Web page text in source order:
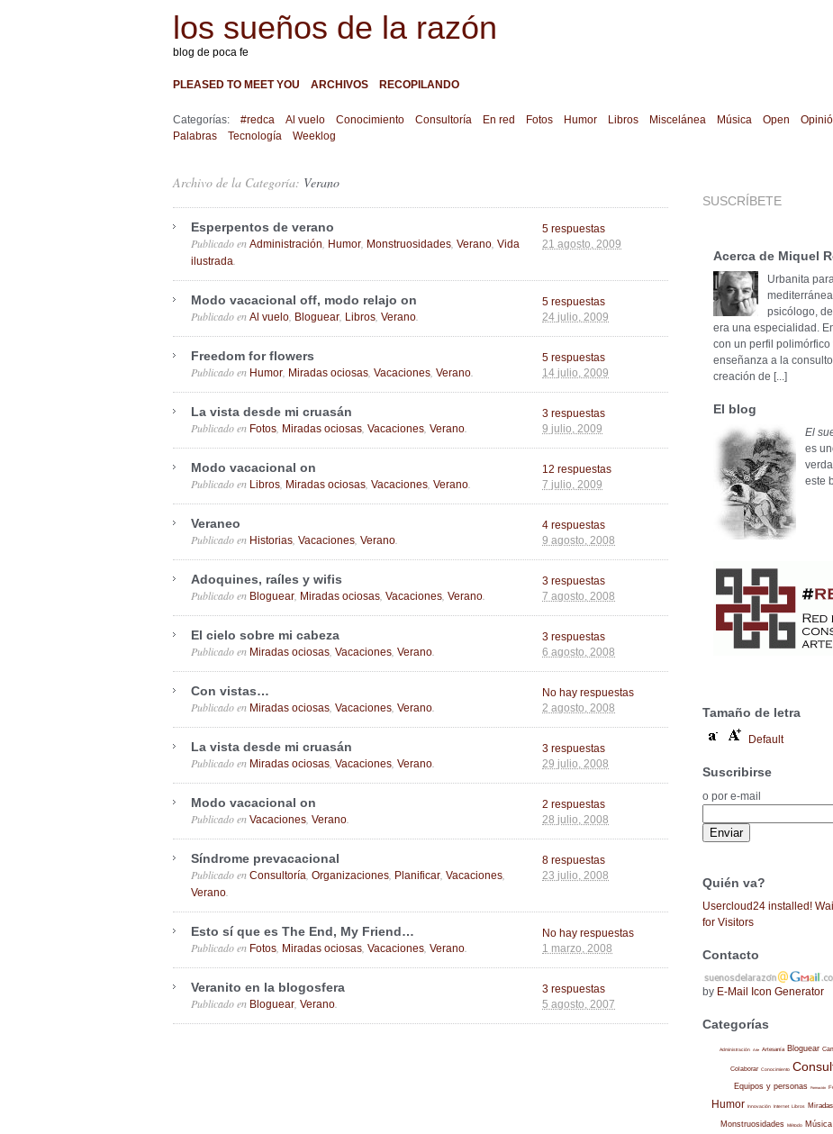
los sueños de la razón
blog de poca fe
PLEASED TO MEET YOU ARCHIVOS RECOPILANDO
Categorías: #redca Al vuelo Conocimiento Consultoría En red Fotos Humor Libros Miscelánea Música Open
Palabras
Tecnología Weeklog
Archivo de la Categoría: Verano
Esperpentos de verano
21 agosto, 2009
Publicado en Administración Humor Monstruosidades Verano Vida
ilustrada
5 respuestas
Modo vacacional off, modo relajo on
24 julio, 2009
Publicado en Al vuelo Bloguear Libros Verano
5 respuestas
Freedom for flowers
14 julio, 2009
Publicado en Humor Miradas ociosas Vacaciones Verano
5 respuestas
La vista desde mi cruasán
9 julio, 2009
Publicado en Fotos Miradas ociosas Vacaciones Verano
3 respuestas
Modo vacacional on
7 julio, 2009
Publicado en Libros Miradas ociosas Vacaciones Verano
12 respuestas
Veraneo
9 agosto, 2008
Publicado en Historias Vacaciones Verano
4 respuestas
Adoquines, raíles y wifis
7 agosto, 2008
Publicado en Bloguear Miradas ociosas Vacaciones Verano
3 respuestas
El cielo sobre mi cabeza
6 agosto, 2008
Publicado en Miradas ociosas Vacaciones Verano
3 respuestas
Con vistas…
2 agosto, 2008
Publicado en Miradas ociosas Vacaciones Verano
No hay respuestas
La vista desde mi cruasán
29 julio, 2008
Publicado en Miradas ociosas Vacaciones Verano
3 respuestas
Modo vacacional on
28 julio, 2008
Publicado en Vacaciones Verano
2 respuestas
Síndrome prevacacional
23 julio, 2008
Publicado en Consultoría Organizaciones Planificar Vacaciones
Verano
8 respuestas
Esto sí que es The End, My Friend…
1 marzo, 2008
Publicado en Fotos Miradas ociosas Vacaciones Verano
No hay respuestas
Veranito en la blogosfera
5 agosto, 2007
Publicado en Bloguear Verano
3 respuestas
SUSCRÍBETE
Acerca de Miquel
Urbanita
psicólogo,
era una especialidad.
con un perfil
enseñanza a la
creación de [...]
El blog
El
es
este
Tamaño de letra
Default
Suscribirse
o por e-mail
Quién va?
Usercloud24 installed!
for Visitors
Contacto
by E-Mail Icon Generator
Categorías
Administración Arte Artesanía Bloguear
Colaborar Conocimiento
Equipos y personas Formación
Humor Innovación Internet Libros
Monstruosidades Método Música